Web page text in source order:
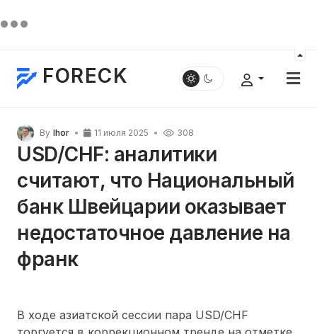
FORECK
By Ihor 11 июля 2025 308
USD/CHF: аналитики
считают, что Национальный
банк Швейцарии оказывает
недостаточное давление на
франк
В ходе азиатской сессии пара USD/CHF